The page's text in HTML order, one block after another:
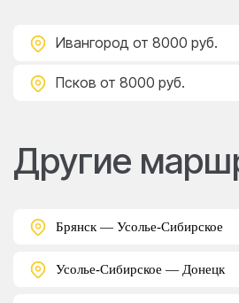
Ивангород от 8000 руб.
Псков от 8000 руб.
Другие
Брянск — Усолье-Сибирское
Усолье-Сибирское — Донецк